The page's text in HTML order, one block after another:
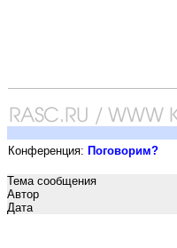
Конференция: Поговорим?
Тема сообщения
Автор
Дата